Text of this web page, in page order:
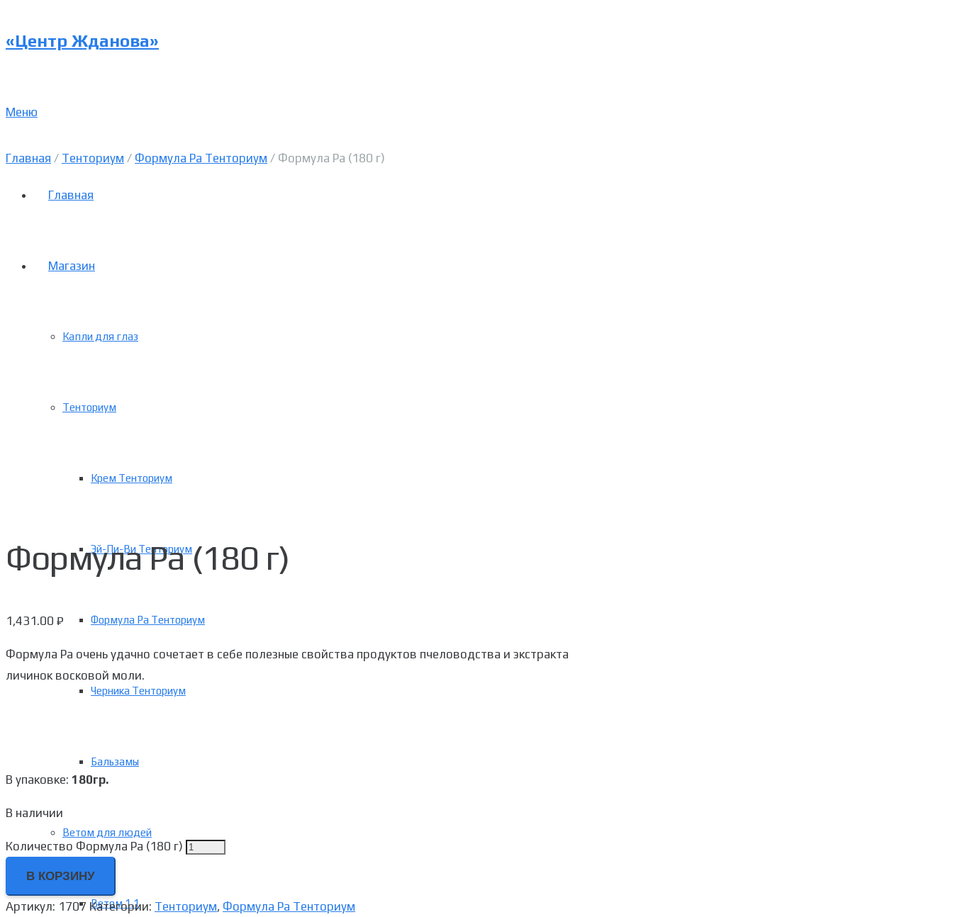
«Центр Жданова»
Меню
Главная
Магазин
Капли для глаз
Тенториум
Крем Тенториум
Эй-Пи-Ви Тенториум
Формула Ра Тенториум
Черника Тенториум
Бальзамы
Ветом для людей
Ветом 1.1
Главная / Тенториум / Формула Ра Тенториум / Формула Ра (180 г)
Формула Ра (180 г)
1,431.00 ₽
Формула Ра очень удачно сочетает в себе полезные свойства продуктов пчеловодства и экстракта
личинок восковой моли.
В упаковке: 180гр.
В наличии
Количество Формула Ра (180 г)
В КОРЗИНУ
Артикул: 1707 Категории: Тенториум, Формула Ра Тенториум